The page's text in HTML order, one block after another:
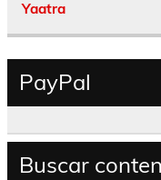
Yaatra
PayPal
Buscar